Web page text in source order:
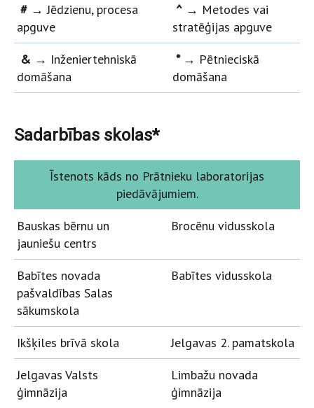
# → Jēdzienu, procesa
apguve
^ → Metodes vai
stratēģijas apguve
& → Inženiertehniskā
domāšana
* → Pētnieciskā
domāšana
Sadarbības skolas*
Īstenots kāds no Prātnieku laboratorijas
piedāvājumiem.
Bauskas bērnu un
jauniešu centrs
Brocēnu vidusskola
Babītes novada
pašvaldības Salas
sākumskola
Babītes vidusskola
Ikšķiles brīvā skola
Jelgavas 2. pamatskola
Jelgavas Valsts
ģimnāzija
Limbažu novada
ģimnāzija